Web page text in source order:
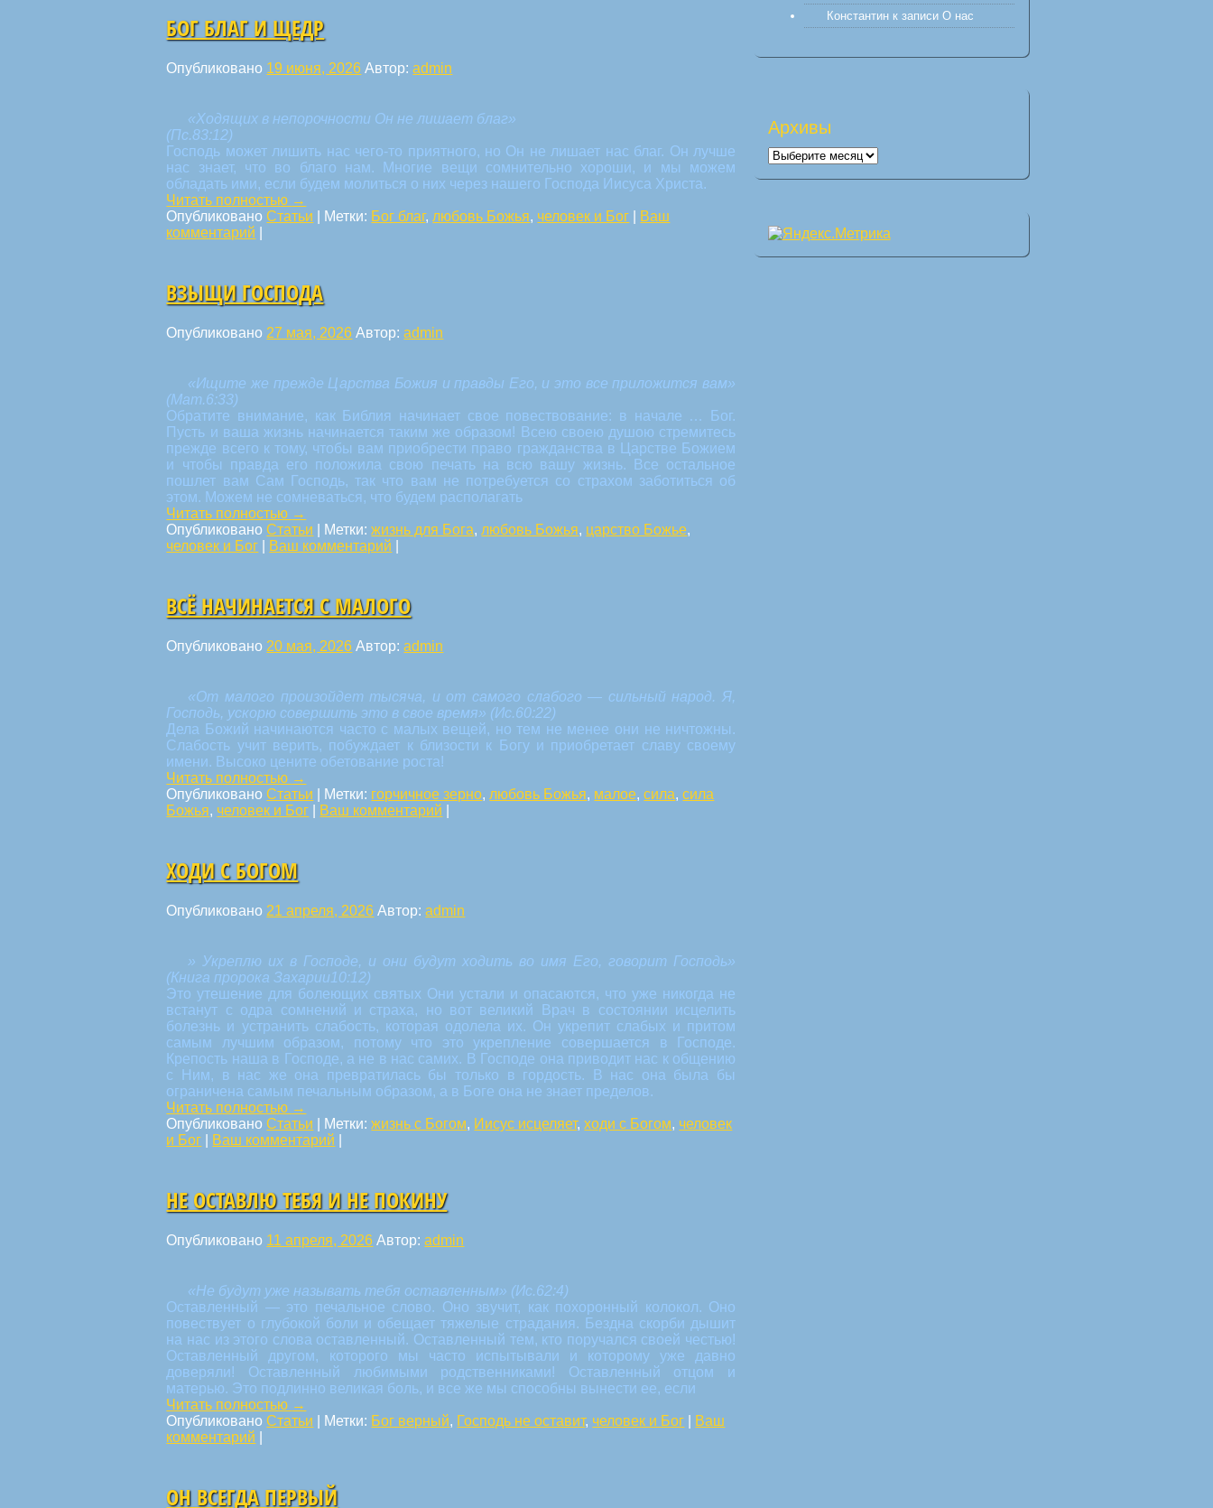
БОГ БЛАГ И ЩЕДР
Опубликовано 19 июня, 2026 Автор:admin
«Ходящих в непорочности Он не лишает благ»
(Пс.83:12)
Господь может лишить нас чего-то приятного, но Он не лишает нас благ. Он лучше
нас знает, что во благо нам. Многие вещи сомнительно хороши, и мы можем
обладать ими, если будем молиться о них через нашего Господа Иисуса Христа.
Читать полностью →
ОпубликованоСтатьи Метки: Бог благ, любовь Божья, человек и Бог
Ваш
комментарий
ВЗЫЩИ ГОСПОДА
Опубликовано 27 мая, 2026 Автор:admin
«Ищите же прежде Царства Божия и правды Его, и это все приложится вам»
(Мат.6:33)
Обратите внимание, как Библия начинает свое повествование: в начале … Бог.
Пусть и ваша жизнь начинается таким же образом! Всею своею душою стремитесь
прежде всего к тому, чтобы вам приобрести право гражданства в Царстве Божием
и чтобы правда его положила свою печать на всю вашу жизнь. Все остальное
пошлет вам Сам Господь, так что вам не потребуется со страхом заботиться об
этом. Можем не сомневаться, что будем располагать
Читать полностью →
ОпубликованоСтатьи Метки:жизнь для Бога, любовь Божья, царство Божье,
человек и Бог
Ваш комментарий
ВСЁ НАЧИНАЕТСЯ С МАЛОГО
Опубликовано 20 мая, 2026 Автор:admin
«От малого произойдет тысяча, и от самого слабого — сильный народ. Я,
Господь, ускорю совершить это в свое время» (Ис.60:22)
Дела Божий начинаются часто с малых вещей, но тем не менее они не ничтожны.
Слабость учит верить, побуждает к близости к Богу и приобретает славу своему
имени. Высоко цените обетование роста!
Читать полностью →
ОпубликованоСтатьи Метки: горчичное зерно, любовь Божья, малое,сила,сила
Божья, человек и Бог Ваш комментарий
ХОДИ С БОГОМ
Опубликовано 21 апреля, 2026 Автор:admin
» Укреплю их в Господе, и они будут ходить во имя Его, говорит Господь»
(Книга пророка Захарии10:12)
Это утешение для болеющих святых Они устали и опасаются, что уже никогда не
встанут с одра сомнений и страха, но вот великий Врач в состоянии исцелить
болезнь и устранить слабость, которая одолела их. Он укрепит слабых и притом
самым лучшим образом, потому что это укрепление совершается в Господе.
Крепость наша в Господе, а не в нас самих. В Господе она приводит нас к общению
с Ним, в нас же она превратилась бы только в гордость. В нас она была бы
ограничена самым печальным образом, а в Боге она не знает пределов.
Читать полностью →
ОпубликованоСтатьи Метки:жизнь с Богом, Иисус исцеляет,ходи с Богом, человек
и Бог
Ваш комментарий
НЕ ОСТАВЛЮ ТЕБЯ И НЕ ПОКИНУ
Опубликовано 11 апреля, 2026 Автор:admin
«Не будут уже называть тебя оставленным» (Ис.62:4)
Оставленный — это печальное слово. Оно звучит, как похоронный колокол. Оно
повествует о глубокой боли и обещает тяжелые страдания. Бездна скорби дышит
на нас из этого слова оставленный. Оставленный тем, кто поручался своей честью!
Оставленный другом, которого мы часто испытывали и которому уже давно
доверяли! Оставленный любимыми родственниками! Оставленный отцом и
матерью. Это подлинно великая боль, и все же мы способны вынести ее, если
Читать полностью →
ОпубликованоСтатьи Метки: Бог верный, Господь не оставит, человек и Бог
Ваш
комментарий
ОН ВСЕГДА ПЕРВЫЙ
Константинк записи О нас
Архивы
Архивы